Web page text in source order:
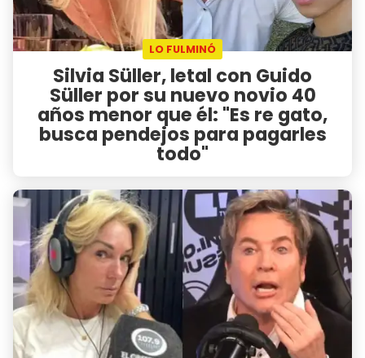
LO FULMINÓ
Silvia Süller, letal con Guido
Süller por su nuevo novio 40
años menor que él: "Es re gato,
busca pendejos para pagarles
todo"